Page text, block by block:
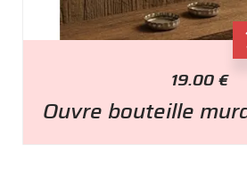
19.00€
Ouvre bouteille